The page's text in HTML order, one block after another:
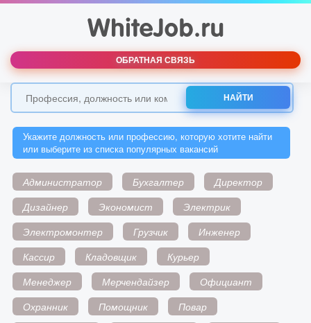
ОБРАТНАЯ СВЯЗЬ
НАЙТИ
Укажите должность или профессию, которую хотите найти
или выберите из списка популярных вакансий
Администратор Бухгалтер
Директор
Дизайнер
Экономист
Электрик
Электромонтер
Грузчик
Инженер
Кассир
Кладовщик
Курьер
Менеджер
Мерчендайзер
Официант
Охранник
Помощник
Повар